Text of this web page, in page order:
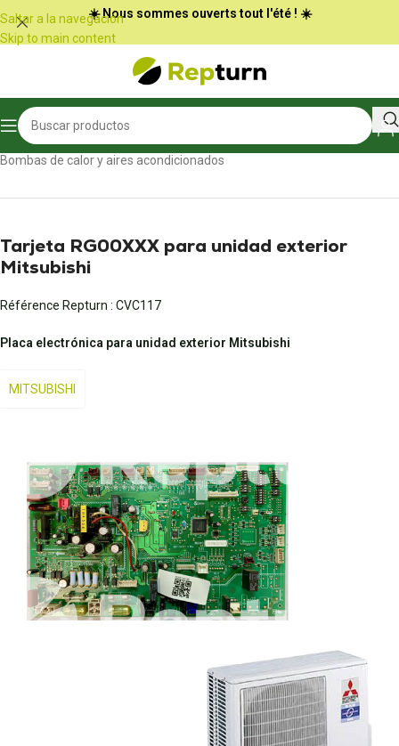
Panel de gestión de cookies
Saltar a la navegación
Skip to main content
☀️ Nous sommes ouverts tout l'été ! ☀️
Inicio/Calefacción, aire acondicionado y ventilación
Bombas de calor y aires acondicionados
Tarjeta RG00XXX para unidad exterior
Mitsubishi
Référence Repturn : CVC117
Placa electrónica para unidad exterior Mitsubishi
MITSUBISHI